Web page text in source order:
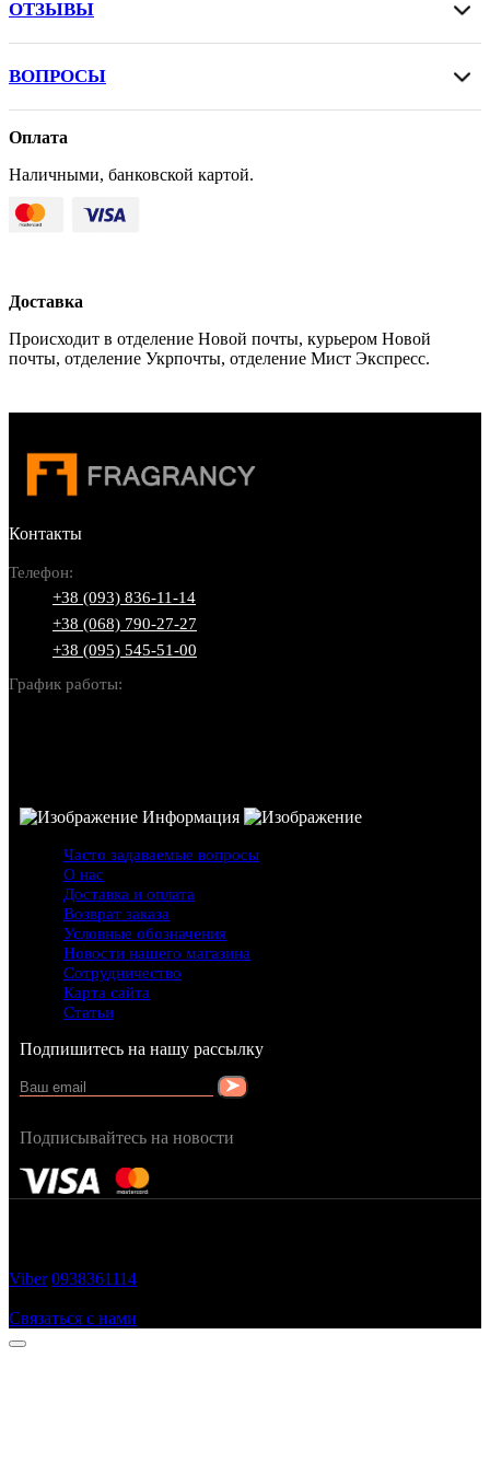
ОТЗЫВЫ
ВОПРОСЫ
Оплата
Наличными, банковской картой.
Доставка
Происходит в отделение Новой почты, курьером Новой
почты, отделение Укрпочты, отделение Мист Экспресс.
Контакты
Телефон:
+38 (093) 836-11-14
+38 (068) 790-27-27
+38 (095) 545-51-00
График работы:
Информация
Часто задаваемые вопросы
О нас
Доставка и оплата
Возврат заказа
Условные обозначения
Новости нашего магазина
Сотрудничество
Карта сайта
Статьи
Подпишитесь на нашу рассылку
Подписывайтесь на новости
Viber 0938361114
Связаться с нами